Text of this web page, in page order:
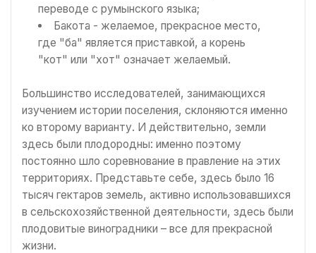
переводе с румынского языка;
Бакота - желаемое, прекрасное место,
где "ба" является приставкой, а корень
"кот" или "хот" означает желаемый.
Большинство исследователей, занимающихся
изучением истории поселения, склоняются именно
ко второму варианту. И действительно, земли
здесь были плодородны: именно поэтому
постоянно шло соревнование в правление на этих
территориях. Представьте себе, здесь было 16
тысяч гектаров земель, активно использовавшихся
в сельскохозяйственной деятельности, здесь были
плодовитые виноградники – все для прекрасной
жизни.